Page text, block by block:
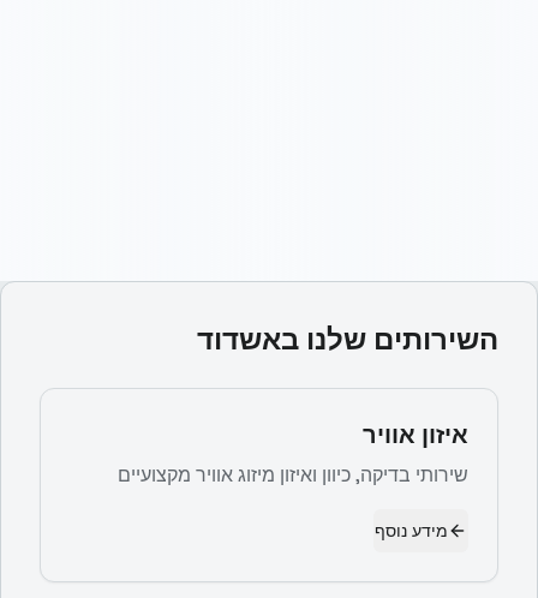
השירותים שלנו באשדוד
איזון אוויר
שירותי בדיקה, כיוון ואיזון מיזוג אוויר מקצועיים
מידע נוסף